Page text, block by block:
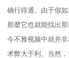
确行得通。由于假
那麼它也就能找出
今不雅视频中就并
术弊大于利。当然